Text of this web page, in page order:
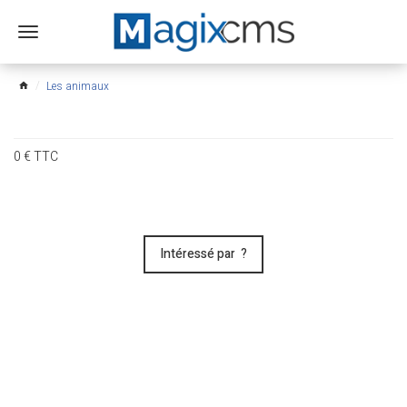
Ouvrir
menu
home Les animaux
0€TTC
Intéressé par ?